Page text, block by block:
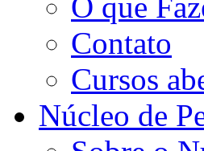
Contato
Cursos
Núcleo de